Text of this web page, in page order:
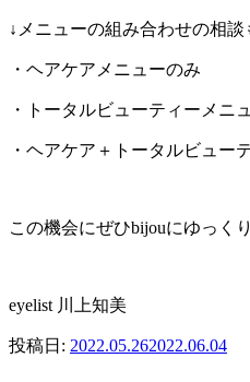
↓ メニューの組み合わせの相談
・ヘアケアメニューのみ
・トータルビューティーメニ
・ヘアケア＋トータルビュー
この機会にぜひbijouにゆっく
eyelist 川上知美
投稿日: 2022.05.262022.06.04